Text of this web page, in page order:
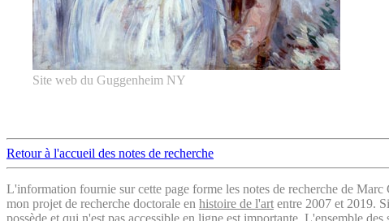
Site web du Guggenheim NY
Retour à l'accueil des notes de recherche
L'information fournie sur cette page forme les notes de recherche de Marc
mon projet de recherche doctorale en histoire de l'art entre 2007 et 2019.